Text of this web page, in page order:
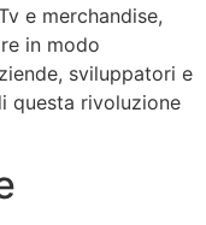
e merchandise,
in modo
sviluppatori e
questa rivoluzione